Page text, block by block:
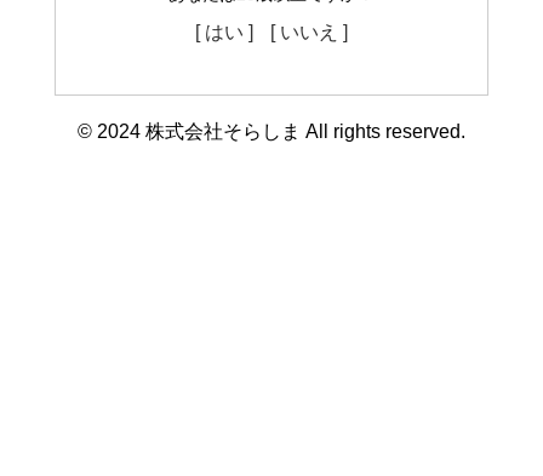
[ はい ] [ いいえ ]
© 2024 株式会社そらしま All rights reserved.